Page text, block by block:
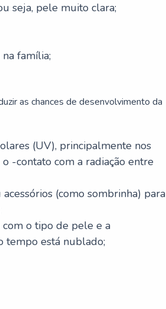
seja, pele muito clara;
família;
as chances de desenvolvimento da
(UV), principalmente nos
-contato com a radiação entre
(como sombrinha) para
o tipo de pele e a
tempo está nublado;